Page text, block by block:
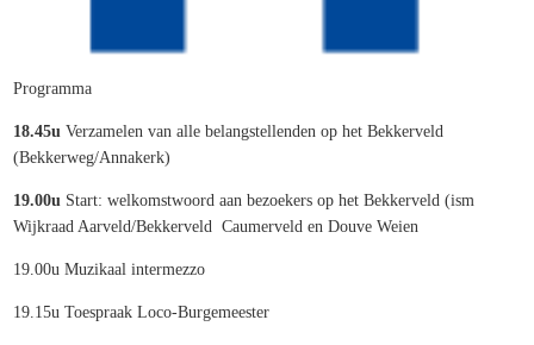
Programma
18.45u Verzamelen van alle belangstellenden op het Bekkerveld
(Bekkerweg/Annakerk)
19.00u Start: welkomstwoord aan bezoekers op het Bekkerveld (ism
Wijkraad Aarveld/Bekkerveld Caumerveld en Douve Weien
19.00u Muzikaal intermezzo
19.15u Toespraak Loco-Burgemeester